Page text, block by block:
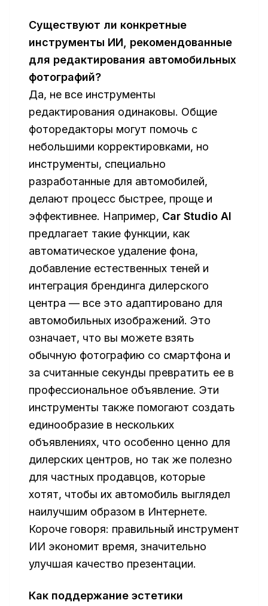
Существуют ли конкретные
инструменты ИИ, рекомендованные
для редактирования автомобильных
фотографий?
Да, не все инструменты
редактирования одинаковы. Общие
фоторедакторы могут помочь с
небольшими корректировками, но
инструменты, специально
разработанные для автомобилей,
делают процесс быстрее, проще и
эффективнее. Например, Car Studio AI
предлагает такие функции, как
автоматическое удаление фона,
добавление естественных теней и
интеграция брендинга дилерского
центра — все это адаптировано для
автомобильных изображений. Это
означает, что вы можете взять
обычную фотографию со смартфона и
за считанные секунды превратить ее в
профессиональное объявление. Эти
инструменты также помогают создать
единообразие в нескольких
объявлениях, что особенно ценно для
дилерских центров, но так же полезно
для частных продавцов, которые
хотят, чтобы их автомобиль выглядел
наилучшим образом в Интернете.
Короче говоря: правильный инструмент
ИИ экономит время, значительно
улучшая качество презентации.
Как поддержание эстетики